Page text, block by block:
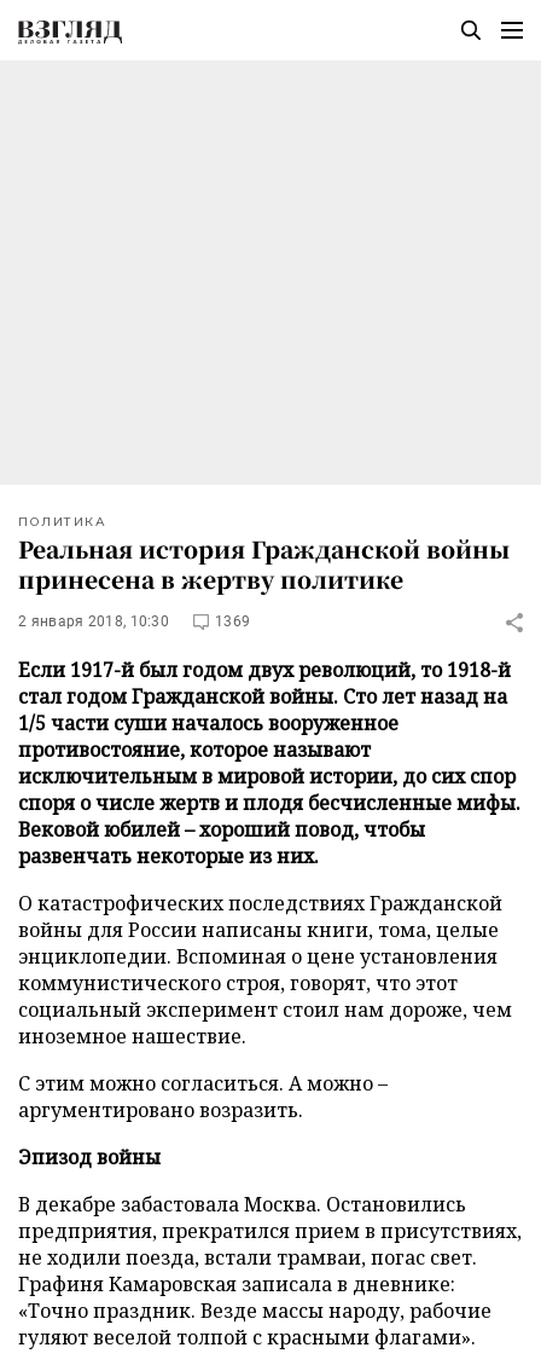
ПОЛИТИКА
Реальная история Гражданской войны
принесена в жертву политике
2 января 2018, 10:30 1369
Если 1917-й был годом двух революций, то 1918-й
стал годом Гражданской войны. Сто лет назад на
1/5 части суши началось вооруженное
противостояние, которое называют
исключительным в мировой истории, до сих спор
споря о числе жертв и плодя бесчисленные мифы.
Вековой юбилей – хороший повод, чтобы
развенчать некоторые из них.
О катастрофических последствиях Гражданской
войны для России написаны книги, тома, целые
энциклопедии. Вспоминая о цене установления
коммунистического строя, говорят, что этот
социальный эксперимент стоил нам дороже, чем
иноземное нашествие.
С этим можно согласиться. А можно –
аргументировано возразить.
Эпизод войны
В декабре забастовала Москва. Остановились
предприятия, прекратился прием в присутствиях,
не ходили поезда, встали трамваи, погас свет.
Графиня Камаровская записала в дневнике:
«Точно праздник. Везде массы народу, рабочие
гуляют веселой толпой с красными флагами».